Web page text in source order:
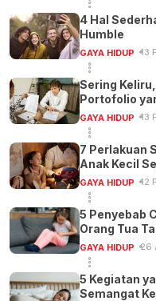
4 Hal
Humble
GAYA HIDUP 13
Sering
Portofolio
GAYA HIDUP 13
7 Perlakuan
Anak Kecil
GAYA HIDUP 12
5 Penyebab
Orang Tua
GAYA HIDUP 26
5 Kegiatan
Semangat